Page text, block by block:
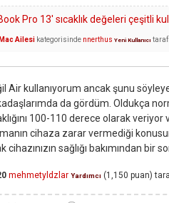
Pro 13' sıcaklık değeleri çeşitli
Mac Ailesi kategorisinde nnerthus Yeni Kullanıcı
Air kullanıyorum ancak şunu
da gördüm. Oldukça
100-110 derece olarak
cihaza zarar vermediği
cihazınızın sağlığı bakımından bir
mehmetyldzlar Yardımcı (1,150 puan)